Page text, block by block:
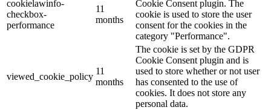
cookielawinfo-
checkbox-
performance
11
months
Cookie Consent plugin. The
cookie is used to store the user
consent for the cookies in the
category "Performance".
viewed_cookie_policy
11
months
The cookie is set by the GDPR
Cookie Consent plugin and is
used to store whether or not user
has consented to the use of
cookies. It does not store any
personal data.